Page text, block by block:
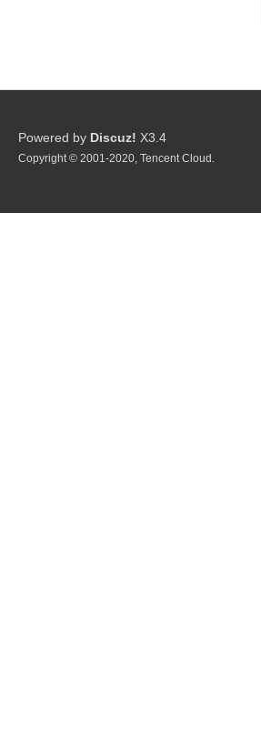
Powered by Discuz! X3.4
Copyright © 2001-2020, Tencent Cloud.